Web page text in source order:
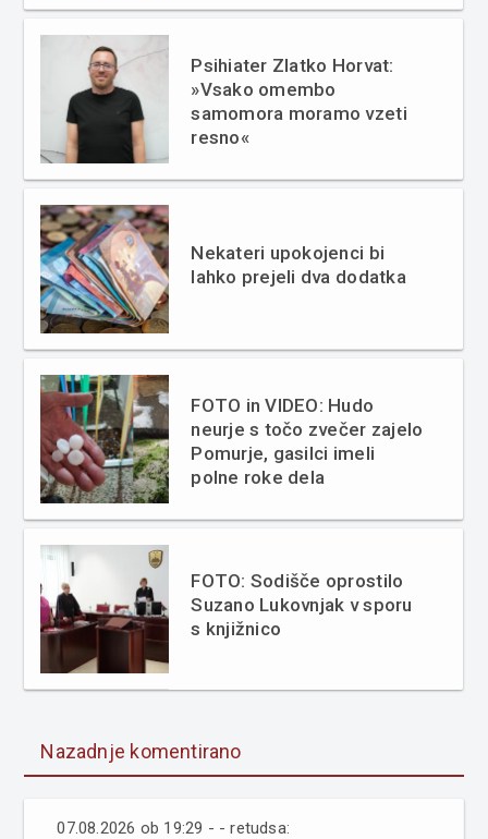
Psihiater Zlatko Horvat:
»Vsako omembo
samomora moramo vzeti
resno«
Nekateri upokojenci bi
lahko prejeli dva dodatka
FOTO in VIDEO: Hudo
neurje s točo zvečer zajelo
Pomurje, gasilci imeli
polne roke dela
FOTO: Sodišče oprostilo
Suzano Lukovnjak v sporu
s knjižnico
Nazadnje komentirano
07.08.2026 ob 19:29 - - retudsa: